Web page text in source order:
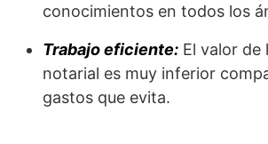
conocimientos en todos los
Trabajo eficiente: El valor de
notarial es muy inferior
gastos que evita.